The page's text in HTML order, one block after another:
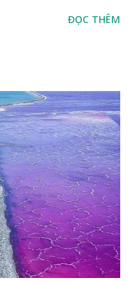
trưng là cái đuôi dài
ĐỌC THÊM